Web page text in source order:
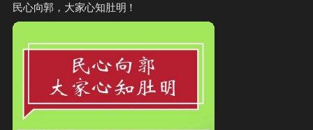
民心向郭，大家心知肚明！